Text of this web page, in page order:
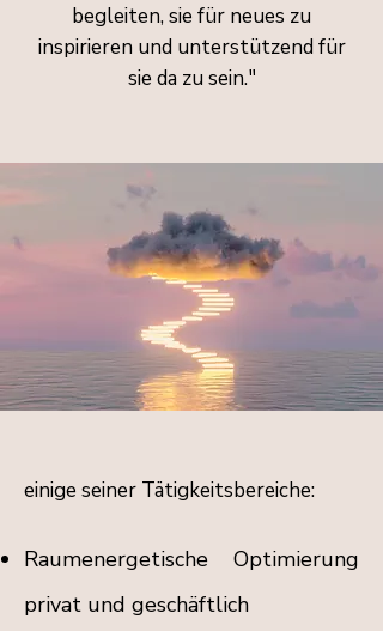
begleiten, sie für neues zu
inspirieren und unterstützend für
sie da zu sein."
einige seiner Tätigkeitsbereiche:
Raumenergetische Optimierung
privat und geschäftlich